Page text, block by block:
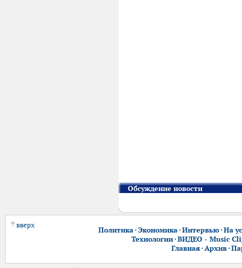
Обсуждение новости
вверх
Политика·Экономика·Интервью·На
Технологии·ВИДЕО - Music
Главная·Архив·